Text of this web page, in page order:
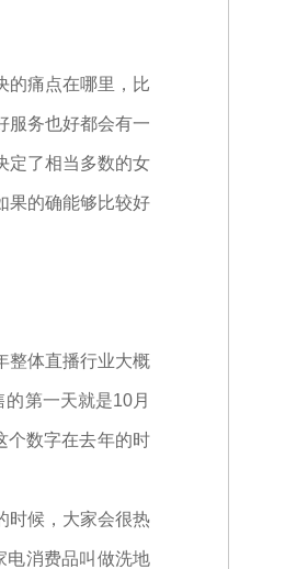
的痛点在哪里，比
服务也好都会有一
定了相当多数的女
果的确能够比较好
整体直播行业大概
第一天就是10月
个数字在去年的时
时候，大家会很热
电消费品叫做洗地